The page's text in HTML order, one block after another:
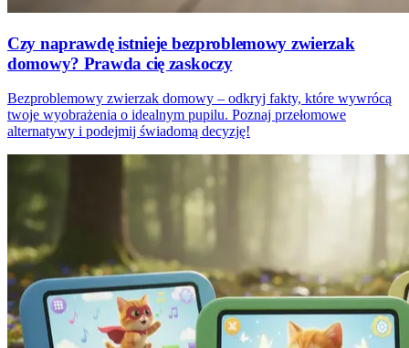
Czy naprawdę istnieje bezproblemowy zwierzak
domowy? Prawda cię zaskoczy
Bezproblemowy zwierzak domowy – odkryj fakty, które wywrócą
twoje wyobrażenia o idealnym pupilu. Poznaj przełomowe
alternatywy i podejmij świadomą decyzję!